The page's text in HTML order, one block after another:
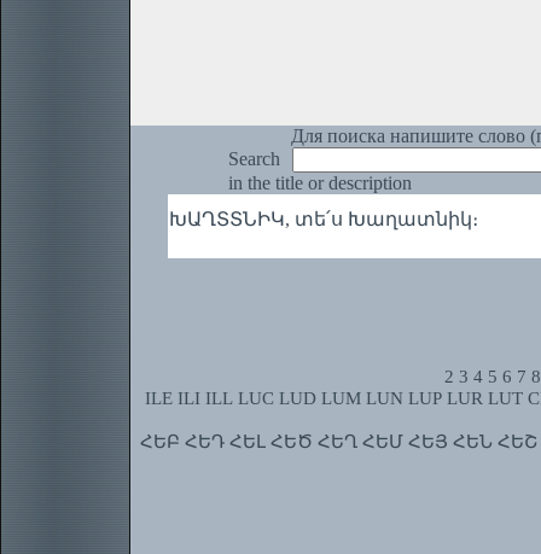
Для поиска напишите слово
Search
in the title or description
ԽԱՂՏՏՆԻԿ, տե՛ս Խաղատնիկ։
2 3 4 5 6 7 8
ILE ILI ILL LUC LUD LUM LUN LUP LUR LUT
ՀԵԲ ՀԵԴ ՀԵԼ ՀԵԾ ՀԵՂ ՀԵՄ ՀԵՅ ՀԵՆ ՀԵՇ